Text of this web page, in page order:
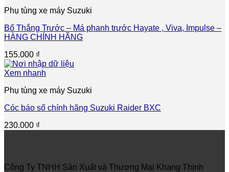
Phụ tùng xe máy Suzuki
Bố Thắng Trước – Má phanh trước Hayate , Viva, Impulse –
HÀNG CHÍNH HÃNG
155.000 ₫
Xem nhanh
Phụ tùng xe máy Suzuki
Cóc báo số chính hãng Suzuki Raider BXC
230.000 ₫
Công Ty TNHH Sản Xuất và Thương Mại Khang Thịnh